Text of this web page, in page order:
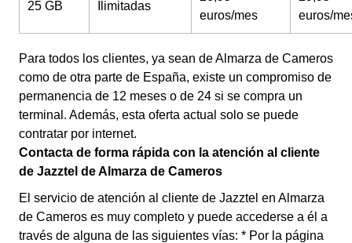
25 GB Ilimitadas
euros/mes
euros/
Para todos los clientes, ya sean de Almarza de Cameros
como de otra parte de España, existe un compromiso de
permanencia de 12 meses o de 24 si se compra un
terminal. Además, esta oferta actual solo se puede
contratar por internet.
Contacta de forma rápida con la atención al cliente
de Jazztel de Almarza de Cameros
El servicio de atención al cliente de Jazztel en Almarza
de Cameros es muy completo y puede accederse a él a
través de alguna de las siguientes vías: * Por la página